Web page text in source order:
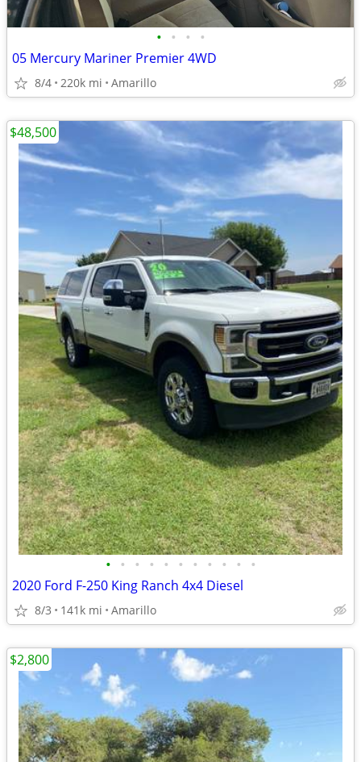
• • • •
05 Mercury Mariner Premier 4WD
8/4 220k mi Amarillo
• • • • • • • • • • •
2020 Ford F-250 King Ranch 4x4 Diesel
8/3 141k mi Amarillo
$48,500
$2,800